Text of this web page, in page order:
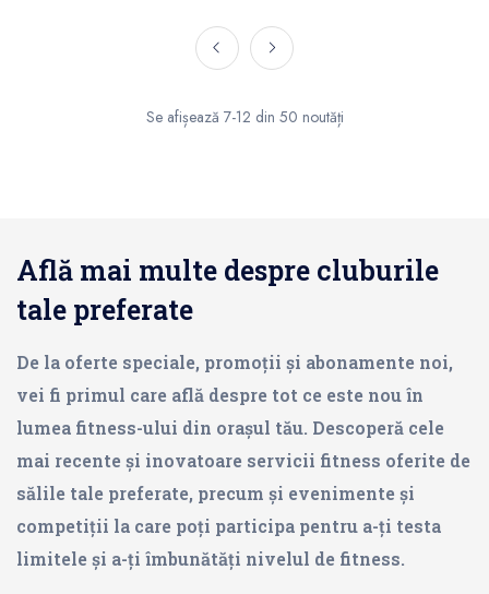
Se afișează 7-12 din 50 noutăți
Află mai multe despre cluburile
tale preferate
De la oferte speciale, promoții și abonamente noi,
vei fi primul care află despre tot ce este nou în
lumea fitness-ului din orașul tău. Descoperă cele
mai recente și inovatoare servicii fitness oferite de
sălile tale preferate, precum și evenimente și
competiții la care poți participa pentru a-ți testa
limitele și a-ți îmbunătăți nivelul de fitness.